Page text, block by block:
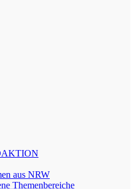
aus NRW
Themenbereiche